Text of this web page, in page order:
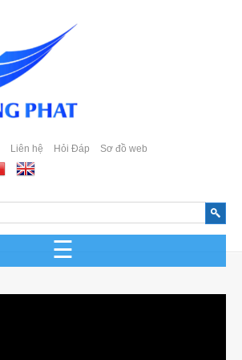
Liên hệ Hỏi Đáp
Sơ đồ web